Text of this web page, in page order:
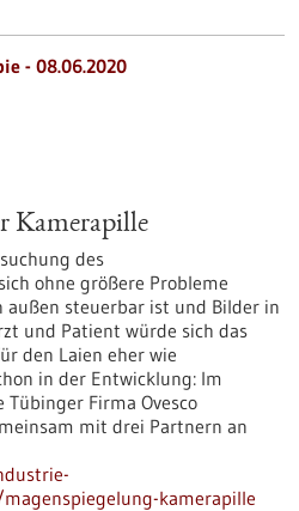
- 08.06.2020
Kamerapille
des
ohne größere Probleme
außen steuerbar ist und Bilder in
und Patient würde sich das
den Laien eher wie
in der Entwicklung: Im
Firma Ovesco
mit drei Partnern an
kamerapille